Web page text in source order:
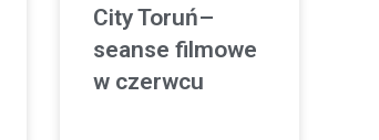
City Toruń–
seanse filmowe
w czerwcu